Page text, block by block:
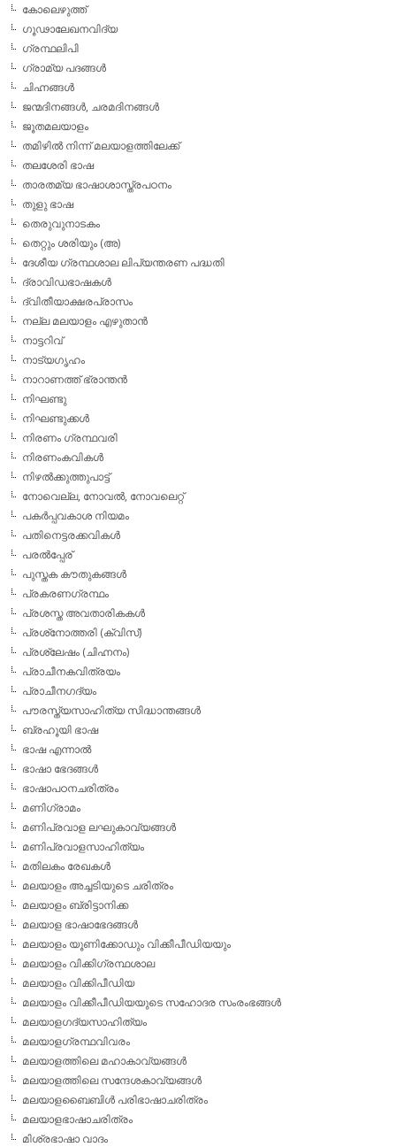
കോലെഴുത്ത്
ഗൂഢാലേഖനവിദ്യ
ഗ്രന്ഥലിപി
ഗ്രാമ്യ പദങ്ങള്‍
ചിഹ്നങ്ങള്‍
ജന്മദിനങ്ങള്‍, ചരമദിനങ്ങള്‍
ജൂതമലയാളം
തമിഴില്‍ നിന്ന് മലയാളത്തിലേക്ക്
തലശേരി ഭാഷ
താരതമ്യ ഭാഷാശാസ്ത്രപഠനം
തുളു ഭാഷ
തെരുവുനാടകം
തെറ്റും ശരിയും (അ)
ദേശീയ ഗ്രന്ഥശാല ലിപ്യന്തരണ പദ്ധതി
ദ്രാവിഡഭാഷകള്‍
ദ്വിതീയാക്ഷരപ്രാസം
നല്ല മലയാളം എഴുതാന്‍
നാട്ടറിവ്
നാട്യഗൃഹം
നാറാണത്ത് ഭ്രാന്തന്‍
നിഘണ്ടു
നിഘണ്ടുക്കള്‍
നിരണം ഗ്രന്ഥവരി
നിരണംകവികള്‍
നിഴല്‍ക്കുത്തുപാട്ട്
നോവെല്ല, നോവല്‍, നോവലെറ്റ്
പകര്‍പ്പവകാശ നിയമം
പതിനെട്ടരക്കവികള്‍
പരല്‍പ്പേര്
പുസ്തക കൗതുകങ്ങള്‍
പ്രകരണഗ്രന്ഥം
പ്രശസ്ത അവതാരികകള്‍
പ്രശ്‌നോത്തരി (ക്വിസ്)
പ്രശ്ലേഷം (ചിഹ്നനം)
പ്രാചീനകവിത്രയം
പ്രാചീനഗദ്യം
പൗരസ്ത്യസാഹിത്യ സിദ്ധാന്തങ്ങള്‍
ബ്രഹൂയി ഭാഷ
ഭാഷ എന്നാല്‍
ഭാഷാ ഭേദങ്ങള്‍
ഭാഷാപഠനചരിത്രം
മണിഗ്രാമം
മണിപ്രവാള ലഘുകാവ്യങ്ങള്‍
മണിപ്രവാളസാഹിത്യം
മതിലകം രേഖകള്‍
മലയാളം അച്ചടിയുടെ ചരിത്രം
മലയാളം ബ്രിട്ടാനിക്ക
മലയാള ഭാഷാഭേദങ്ങള്‍
മലയാളം യൂണിക്കോഡും വിക്കീപീഡിയയും
മലയാളം വിക്കിഗ്രന്ഥശാല
മലയാളം വിക്കിപീഡിയ
മലയാളം വിക്കീപീഡിയയുടെ സഹോദര സംരംഭങ്ങള്‍
മലയാളഗദ്യസാഹിത്യം
മലയാളഗ്രന്ഥവിവരം
മലയാളത്തിലെ മഹാകാവ്യങ്ങള്‍
മലയാളത്തിലെ സന്ദേശകാവ്യങ്ങള്‍
മലയാളബൈബിള്‍ പരിഭാഷാചരിത്രം
മലയാളഭാഷാചരിത്രം
മിശ്രഭാഷാ വാദം